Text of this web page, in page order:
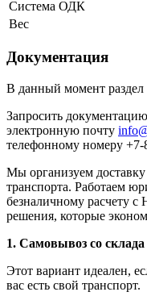
Система ОДК
Вес
Документация
В данный момент раздел
Запросить
электронную почту
телефонному номеру +7-
Мы организуем
транспорта. Работаем
безналичному расчету
решения, которые
1. Самовывоз со
Этот вариант идеален,
вас есть свой транспорт.